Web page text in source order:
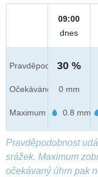
Pravděpod.
Očekáváno
Maximum
09:00
dnes
30 %
0 mm
0.8 mm
Pravděpodobnost
srážek. Maximum
očekávaný úhrn pak